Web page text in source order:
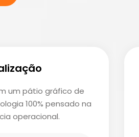
um pátio gráfico de
100% pensado na
operacional.